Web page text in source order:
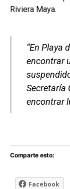
Riviera Maya.
“En Playa
encontrar
Secretaría
encontrar
Comparte esto:
Facebook